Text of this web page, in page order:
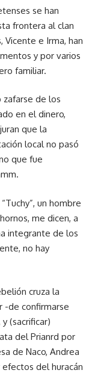
se han
frontera al clan
Vicente e Irma, han
y por varios
familiar.
zafarse de los
en el dinero,
que la
local no pasó
que fue
un hombre
me dicen, a
integrante de los
no hay
cruza la
-de confirmarse
(sacrificar)
del Prianrd por
de Naco, Andrea
del huracán